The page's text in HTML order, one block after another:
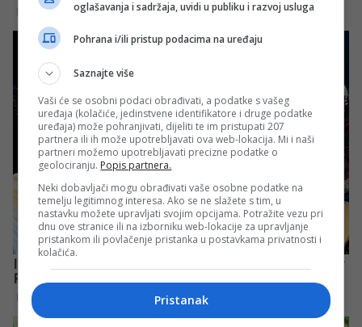
oglašavanja i sadržaja, uvidi u publiku i razvoj usluga
Pohrana i/ili pristup podacima na uređaju
Saznajte više
Vaši će se osobni podaci obrađivati, a podatke s vašeg
uređaja (kolačiće, jedinstvene identifikatore i druge podatke
uređaja) može pohranjivati, dijeliti te im pristupati 207
partnera ili ih može upotrebljavati ova web-lokacija. Mi i naši
partneri možemo upotrebljavati precizne podatke o
geolociranju. Popis partnera.
Neki dobavljači mogu obrađivati vaše osobne podatke na
temelju legitimnog interesa. Ako se ne slažete s tim, u
nastavku možete upravljati svojim opcijama. Potražite vezu pri
dnu ove stranice ili na izborniku web-lokacije za upravljanje
pristankom ili povlačenje pristanka u postavkama privatnosti i
kolačića.
Pristanak